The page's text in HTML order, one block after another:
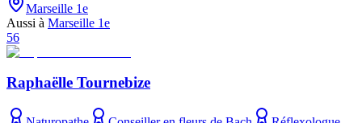
Marseille 1e
Aussi à Marseille 1e
56
Raphaëlle Tournebize